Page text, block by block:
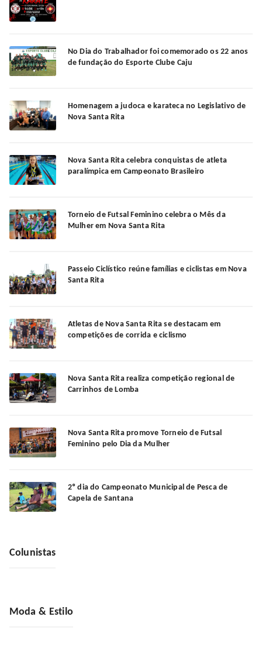
No Dia do Trabalhador foi comemorado os 22 anos
de fundação do Esporte Clube Caju
Homenagem a judoca e karateca no Legislativo de
Nova Santa Rita
Nova Santa Rita celebra conquistas de atleta
paralímpica em Campeonato Brasileiro
Torneio de Futsal Feminino celebra o Mês da
Mulher em Nova Santa Rita
Passeio Ciclístico reúne famílias e ciclistas em Nova
Santa Rita
Atletas de Nova Santa Rita se destacam em
competições de corrida e ciclismo
Nova Santa Rita realiza competição regional de
Carrinhos de Lomba
Nova Santa Rita promove Torneio de Futsal
Feminino pelo Dia da Mulher
2º dia do Campeonato Municipal de Pesca de
Capela de Santana
Colunistas
Moda & Estilo